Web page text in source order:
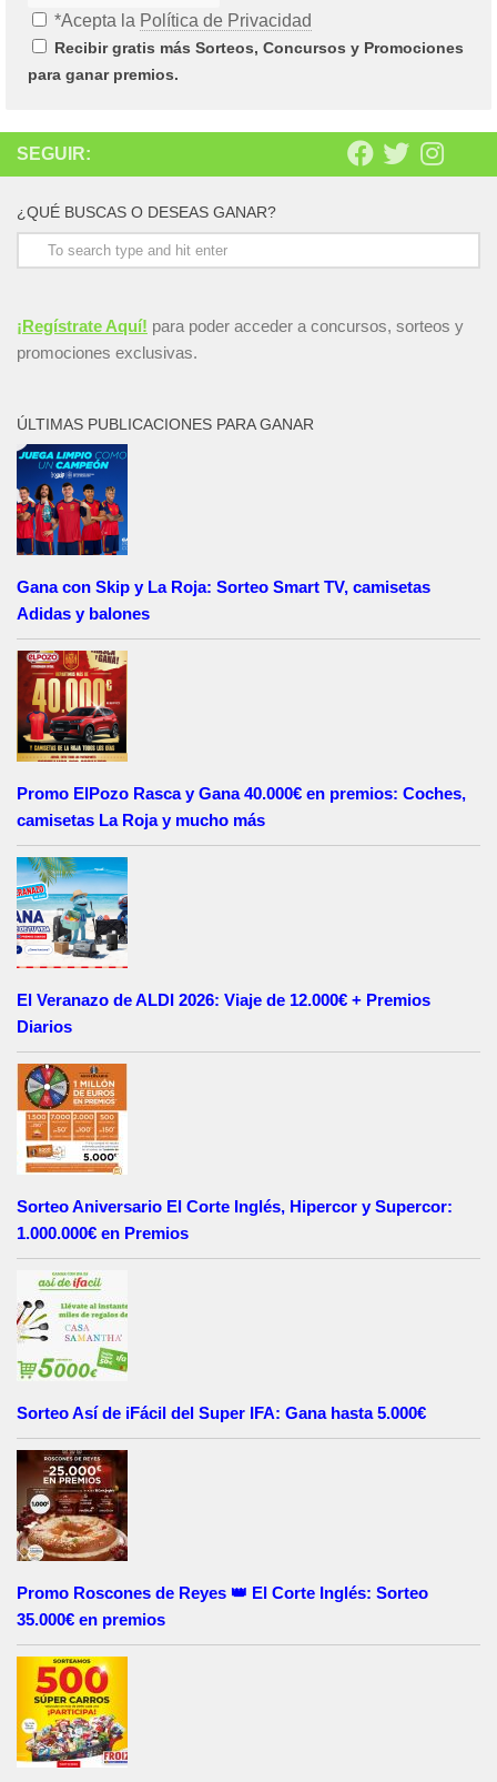
*Acepta la Política de Privacidad
Recibir gratis más Sorteos, Concursos y Promociones
para ganar premios.
SEGUIR:
¿QUÉ BUSCAS O DESEAS GANAR?
¡Regístrate Aquí! para poder acceder a concursos, sorteos y
promociones exclusivas.
ÚLTIMAS PUBLICACIONES PARA GANAR
Gana con Skip y La Roja: Sorteo Smart TV, camisetas
Adidas y balones
Promo ElPozo Rasca y Gana 40.000€ en premios: Coches,
camisetas La Roja y mucho más
El Veranazo de ALDI 2026: Viaje de 12.000€ + Premios
Diarios
Sorteo Aniversario El Corte Inglés, Hipercor y Supercor:
1.000.000€ en Premios
Sorteo Así de iFácil del Super IFA: Gana hasta 5.000€
Promo Roscones de Reyes 👑 El Corte Inglés: Sorteo
35.000€ en premios